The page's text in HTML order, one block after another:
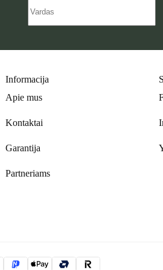
Informacija
Apie mus
Kontaktai
Garantija
Partneriams